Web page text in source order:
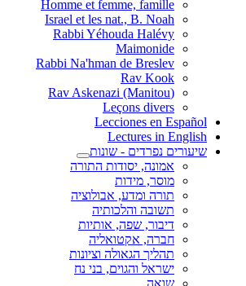
Homme et femme, famille
Israel et les nat., B. Noah
Rabbi Yéhouda Halévy
Maimonide
Rabbi Na'hman de Breslev
Rav Kook
(Rav Askenazi (Manitou
Leçons divers
Lecciones en Español
Lectures in English
שיעורים נפרדים - שונות
אמונה, יסודות התורה
מוסר, מידות
תורה ומדע, אבולוציה
תשובה והלכותיה
דיבור, שפה, אותיות
חברה, אקטואליה
תהליך הגאולה וציונות
ישראל והגוים, בני נח